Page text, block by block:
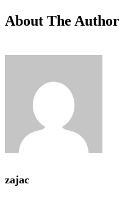
About The Author
zajac